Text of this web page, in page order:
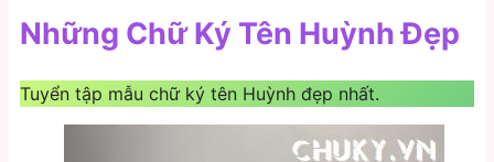
Những Chữ Ký Tên Huỳnh Đẹp
Tuyển tập mẫu chữ ký tên Huỳnh đẹp nhất.